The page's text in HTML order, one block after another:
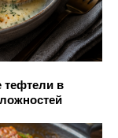
тефтели в